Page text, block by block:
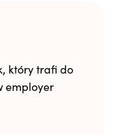
który trafi do
employer